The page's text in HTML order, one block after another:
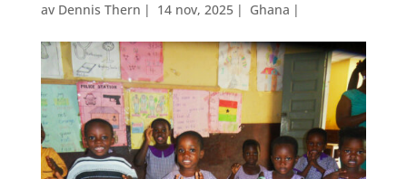
av Dennis Thern | 14 nov, 2025 | Ghana |